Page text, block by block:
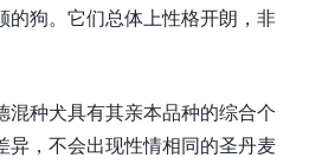
的狗。它们总体上性格开朗，非
混种犬具有其亲本品种的综合个
异，不会出现性情相同的圣丹麦